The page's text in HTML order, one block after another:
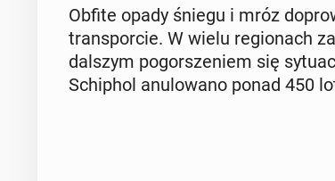
Obfite opady śniegu i mróz
trans­por­cie. W wielu re­gio­nach
dalszym po­gor­sze­niem się
Schi­phol anu­lo­wa­no ponad 450